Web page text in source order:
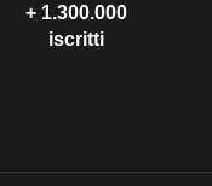
+ 1.300.000
iscritti